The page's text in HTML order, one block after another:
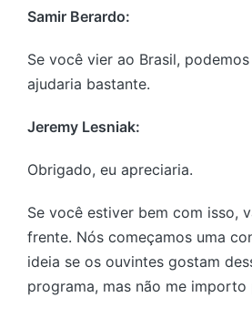
Samir Berardo:
Se você vier ao Brasil,
ajudaria bastante.
Jeremy Lesniak:
Obrigado, eu apreciaria.
Se você estiver bem com isso,
frente. Nós começamos uma
ideia se os ouvintes gostam
programa, mas não me